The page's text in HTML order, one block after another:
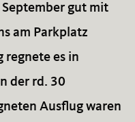
September gut mit
am Parkplatz
regnete es in
der rd. 30
Ausflug waren